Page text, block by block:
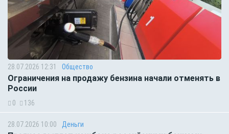
28.07.2026 12:31 Общество
Ограничения на продажу бензина начали отменять в
России
0 136
28.07.2026 10:00 Деньги